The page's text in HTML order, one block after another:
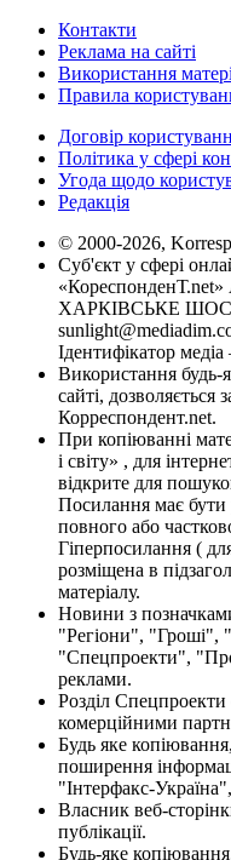
Контакти
Реклама на сайті
Використання
Правила
Договір
Політика у сфері
Угода щодо
Редакція
© 2000-2026,
Суб'єкт у сфері
«КореспонденТ.net»
ХАРКІВСЬКЕ ШОСЕ,
Ідентифікатор
Використання будь-
сайті,
Корреспондент.net.
При копіюванні
і світу» , для
відкрите для
Посилання має бути
повного або
Гіперпосилання (
розміщена в
матеріалу.
Новини з
"Регіони", "Гроші",
"Спецпроекти",
реклами.
Розділ Спецпроекти
комерційними
Будь яке
поширення
"Інтерфакс-
Власник веб-
публікації.
Будь-яке